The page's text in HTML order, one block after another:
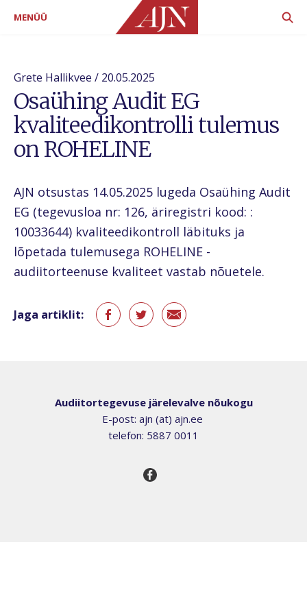
Grete Hallikvee / 20.05.2025
Osaühing Audit EG
kvaliteedikontrolli tulemus
on ROHELINE
AJN otsustas 14.05.2025 lugeda Osaühing Audit
EG (tegevusloa nr: 126, äriregistri kood: :
10033644) kvaliteedikontroll läbituks ja
lõpetada tulemusega ROHELINE -
audiitorteenuse kvaliteet vastab nõuetele.
Jaga artiklit:
Audiitortegevuse järelevalve nõukogu
E-post: ajn (at) ajn.ee
telefon: 5887 0011
MENÜÜ